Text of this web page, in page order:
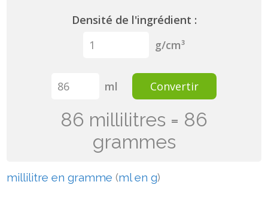
Densité de l'ingrédient :
g/cm³
ml Convertir
86 millilitres = 86
grammes
millilitre en gramme (ml en g)